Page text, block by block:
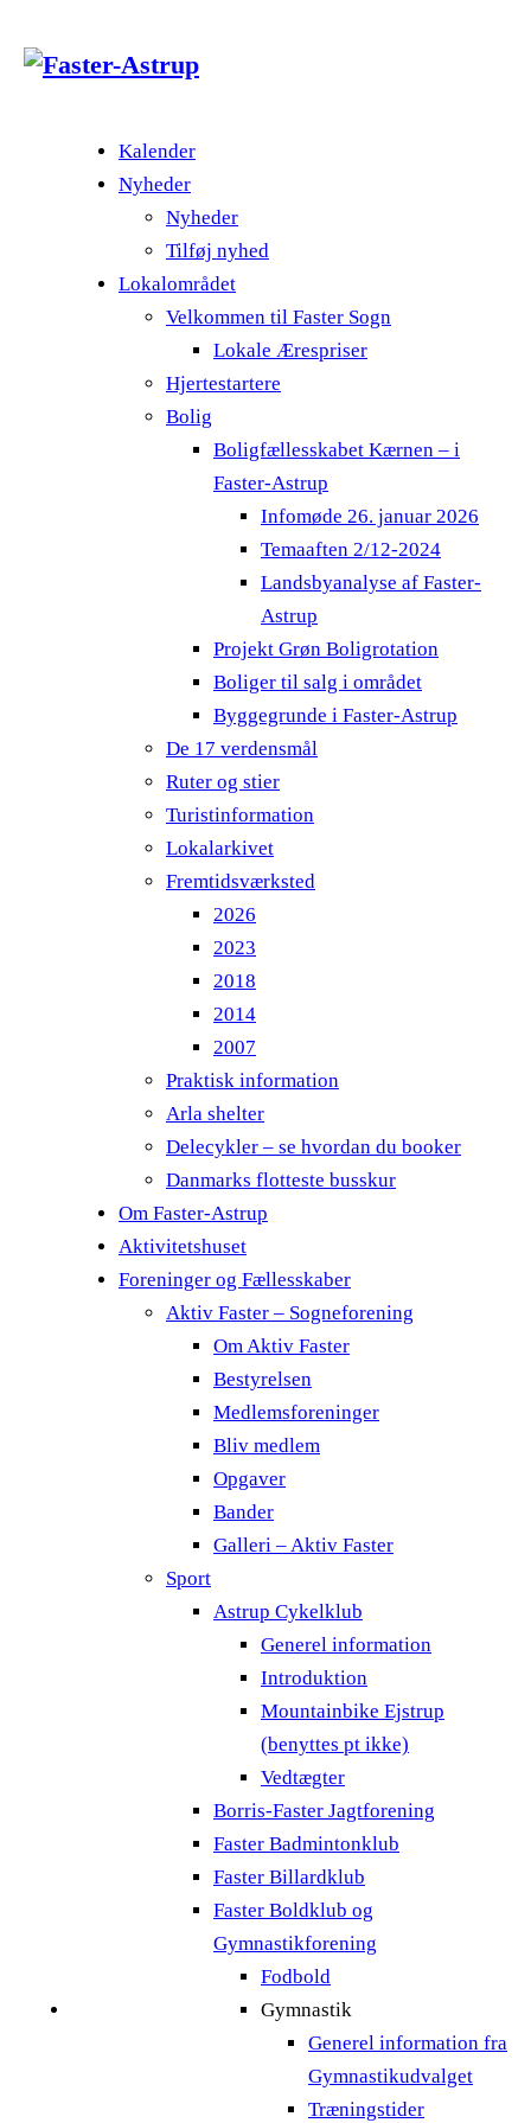
Kalender
Nyheder
Nyheder
Tilføj nyhed
Lokalområdet
Velkommen til Faster Sogn
Lokale Ærespriser
Hjertestartere
Bolig
Boligfællesskabet Kærnen – i
Faster-Astrup
Infomøde 26. januar 2026
Temaaften 2/12-2024
Landsbyanalyse af Faster-
Astrup
Projekt Grøn Boligrotation
Boliger til salg i området
Byggegrunde i Faster-Astrup
De 17 verdensmål
Ruter og stier
Turistinformation
Lokalarkivet
Fremtidsværksted
2026
2023
2018
2014
2007
Praktisk information
Arla shelter
Delecykler – se hvordan du booker
Danmarks flotteste busskur
Om Faster-Astrup
Aktivitetshuset
Foreninger og Fællesskaber
Aktiv Faster – Sogneforening
Om Aktiv Faster
Bestyrelsen
Medlemsforeninger
Bliv medlem
Opgaver
Bander
Galleri – Aktiv Faster
Sport
Astrup Cykelklub
Generel information
Introduktion
Mountainbike Ejstrup
(benyttes pt ikke)
Vedtægter
Borris-Faster Jagtforening
Faster Badmintonklub
Faster Billardklub
Faster Boldklub og
Gymnastikforening
Fodbold
Gymnastik
Generel information fra
Gymnastikudvalget
Træningstider